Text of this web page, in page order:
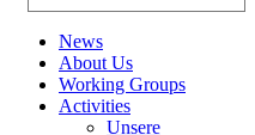
News
About Us
Working Groups
Activities
Unsere